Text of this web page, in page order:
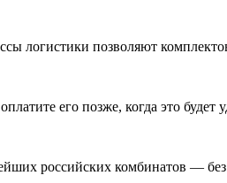
логистики позволяют
его позже, когда это будет
российских комбинатов — без